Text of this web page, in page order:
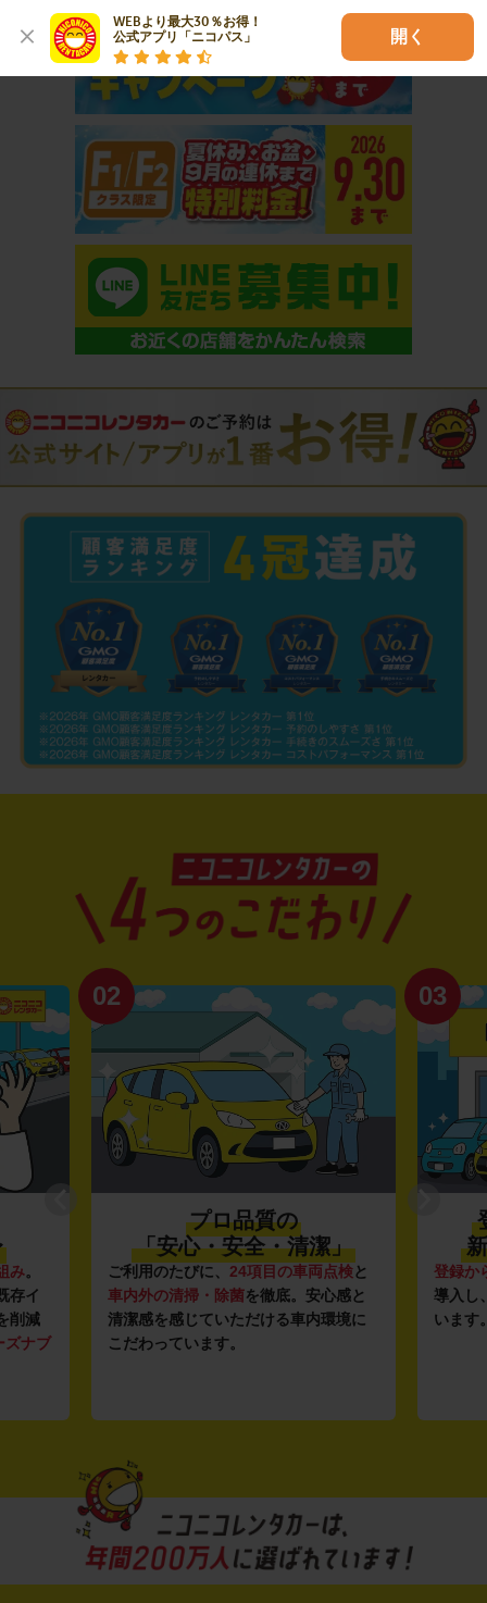
WEBより最大30％お得！
公式アプリ「ニコパス」
開く
み。
存イ
削減
ズナブ
02
プロ品質の
「安心・安全・清潔」
ご利用のたびに、 24項目の車両点検と
車内外の清掃・除菌を徹底。安心感と
清潔感を感じていただける車内環境に
こだわっています。
03
登録か
導入し
います